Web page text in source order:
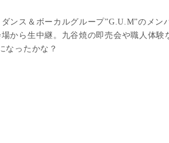
ンス＆ボーカルグループ”G.U.M”のメ
から生中継。九谷焼の即売会や職人体
なったかな？